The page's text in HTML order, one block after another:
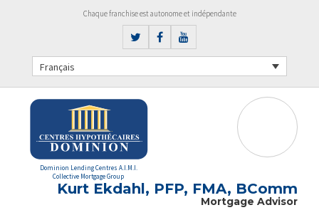
Chaque franchise est autonome et indépendante
Français
Dominion Lending Centres A.I.M.I.
Collective Mortgage Group
Kurt Ekdahl, PFP, FMA, BComm
Mortgage Advisor